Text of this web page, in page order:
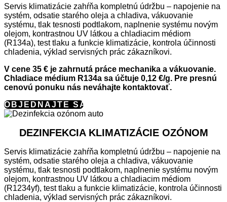
Servis klimatizácie zahŕňa kompletnú údržbu – napojenie na
systém, odsatie starého oleja a chladiva, vákuovanie
systému, tlak tesnosti podtlakom, naplnenie systému novým
olejom, kontrastnou UV látkou a chladiacim médiom
(R134a), test tlaku a funkcie klimatizácie, kontrola účinnosti
chladenia, výklad servisných prác zákazníkovi.
V cene 35 € je zahrnutá práce mechanika a vákuovanie.
Chladiace médium R134a sa účtuje 0,12 €/g. Pre presnú
cenovú ponuku nás neváhajte kontaktovať.
OBJEDNAJTE SA
DEZINFEKCIA KLIMATIZÁCIE OZÓNOM
Servis klimatizácie zahŕňa kompletnú údržbu – napojenie na
systém, odsatie starého oleja a chladiva, vákuovanie
systému, tlak tesnosti podtlakom, naplnenie systému novým
olejom, kontrastnou UV látkou a chladiacim médiom
(R1234yf), test tlaku a funkcie klimatizácie, kontrola účinnosti
chladenia, výklad servisných prác zákazníkovi.